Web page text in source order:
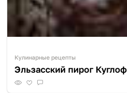
Кулинарные рецепты
Эльзасский пирог Куглоф